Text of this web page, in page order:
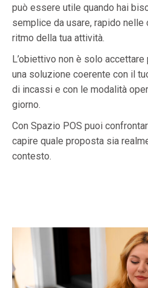
può essere utile quando hai
semplice da usare, rapido nelle
ritmo della tua attività.
L’obiettivo non è solo
una soluzione coerente con il
di incassi e con le modalità
giorno.
Con Spazio POS puoi
capire quale proposta sia
contesto.